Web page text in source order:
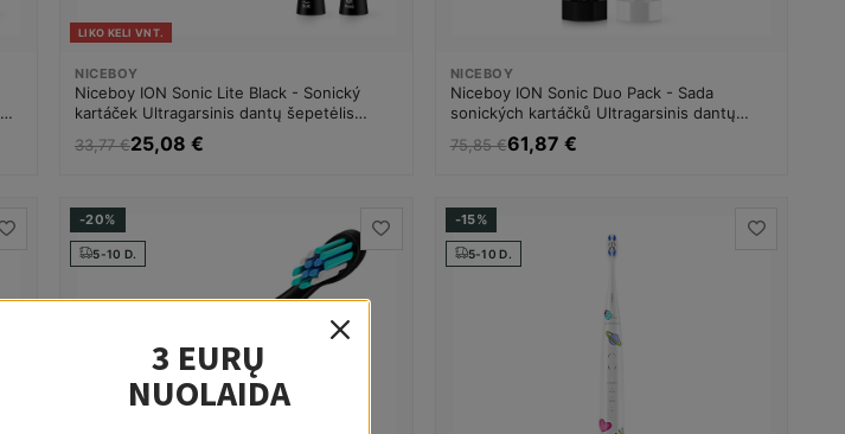
LIKO KELI VNT.
NICEBOY
Niceboy ION Sonic Lite Black - Sonický
kartáček Ultragarsinis dantų šepetėlis
33,77 €25,08 €
NICEBOY
Niceboy ION Sonic Duo Pack - Sada
sonických kartáčků Ultragarsinis dantų
šepetėlis Unisex
75,85 €61,87 €
-20%
5-10 D.
-15%
5-10 D.
3 EURŲ
NUOLAIDA